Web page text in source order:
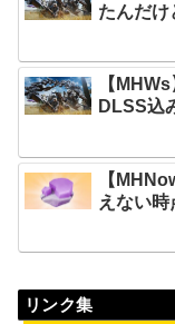
たんだ
【
DLSS込
【
えない
リンク集